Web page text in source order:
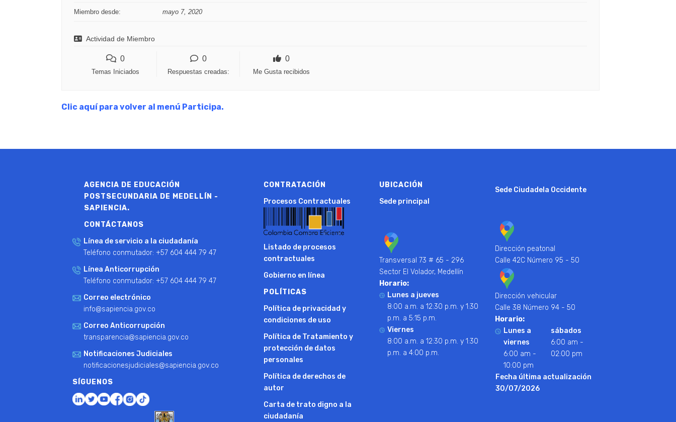
Miembro desde: mayo 7, 2020
Actividad de Miembro
0
Temas Iniciados
0
Respuestas creadas:
0
Me Gusta recibidos
Clic aquí para volver al menú Participa.
AGENCIA DE EDUCACIÓN
POSTSECUNDARIA DE MEDELLÍN -
SAPIENCIA.
CONTÁCTANOS
Línea de servicio a la ciudadanía
Teléfono conmutador: +57 604 444 79 47
Línea Anticorrupción
Teléfono conmutador: +57 604 444 79 47
Correo electrónico
info@sapiencia.gov.co
Correo Anticorrupción
transparencia@sapiencia.gov.co
Notificaciones Judiciales
notificacionesjudiciales@sapiencia.gov.co
SÍGUENOS
CONTRATACIÓN
Procesos Contractuales
Listado de procesos
contractuales
Gobierno en línea
POLÍTICAS
Política de privacidad y
condiciones de uso
Política de Tratamiento y
protección de datos
personales
Política de derechos de
autor
Carta de trato digno a la
ciudadanía
UBICACIÓN
Sede principal
Transversal 73 # 65 - 296
Sector El Volador, Medellín
Horario:
Lunes a jueves
8:00 a.m. a 12:30 p.m. y 1:30
p.m. a 5:15 p.m.
Viernes
8:00 a.m. a 12:30 p.m. y 1:30
p.m. a 4:00 p.m.
Sede Ciudadela Occidente
Dirección peatonal
Calle 42C Número 95 - 50
Dirección vehicular
Calle 38 Número 94 - 50
Horario:
Lunes a
viernes
6:00 am -
10:00 pm
sábados
6:00 am -
02:00 pm
Fecha última actualización
30/07/2026